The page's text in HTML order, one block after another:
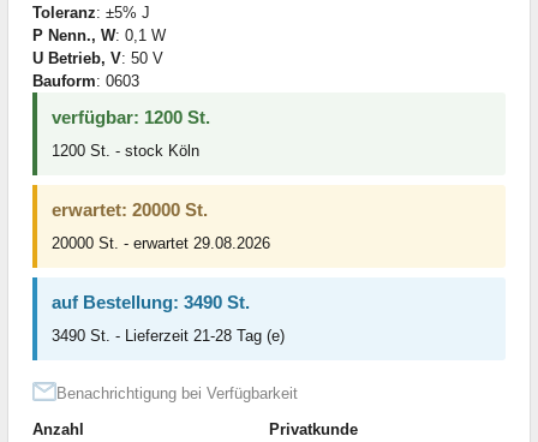
Toleranz: ±5% J
P Nenn., W: 0,1 W
U Betrieb, V: 50 V
Bauform: 0603
verfügbar: 1200 St.
1200 St. - stock Köln
erwartet: 20000 St.
20000 St. - erwartet 29.08.2026
auf Bestellung: 3490 St.
3490 St. - Lieferzeit 21-28 Tag (e)
Benachrichtigung bei Verfügbarkeit
Anzahl
Privatkunde